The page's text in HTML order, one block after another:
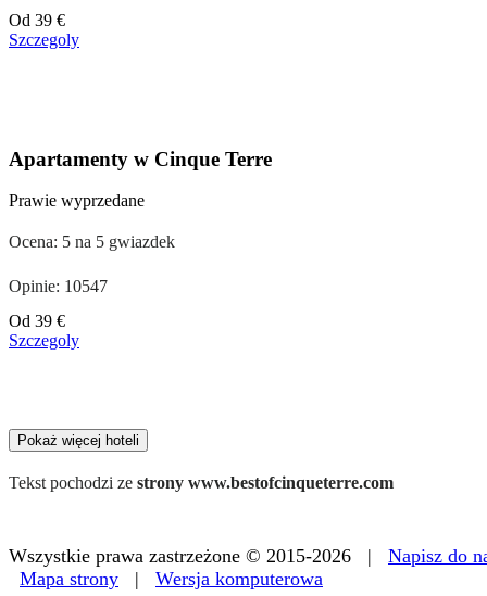
Cena
od
Od 39 €
Szczegoly
Apartamenty w Cinque Terre
Prawie wyprzedane
Ocena: 5 na 5 gwiazdek
Opinie: 10547
Cena
od
Od 39 €
Szczegoly
Pokaż więcej hoteli
Tekst pochodzi ze strony www.bestofcinqueterre.com
Wszystkie prawa zastrzeżone © 2015-2026 | Napisz do
Mapa strony | Wersja komputerowa